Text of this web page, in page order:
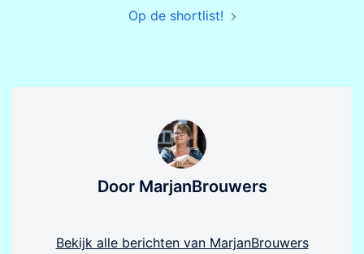
Op de shortlist!
Door MarjanBrouwers
Bekijk alle berichten van MarjanBrouwers